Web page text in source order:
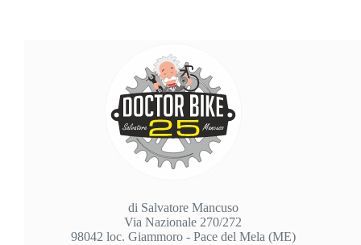
di Salvatore Mancuso
Via Nazionale 270/272
98042 loc. Giammoro - Pace del Mela (ME)